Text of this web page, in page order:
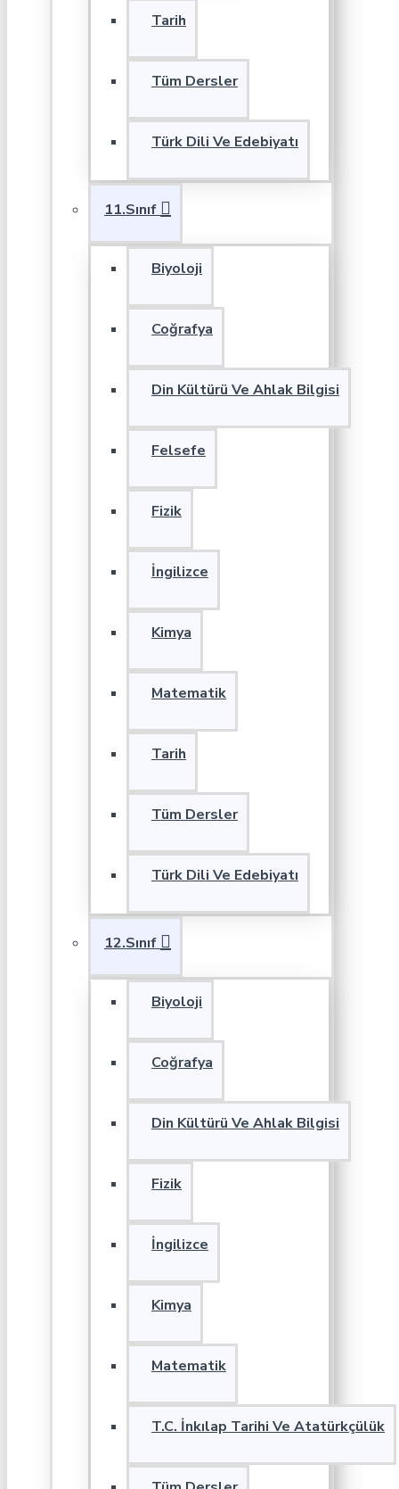
Tarih
Tüm Dersler
Türk Dili Ve Edebiyatı
11.Sınıf
Biyoloji
Coğrafya
Din Kültürü Ve Ahlak Bilgisi
Felsefe
Fizik
İngilizce
Kimya
Matematik
Tarih
Tüm Dersler
Türk Dili Ve Edebiyatı
12.Sınıf
Biyoloji
Coğrafya
Din Kültürü Ve Ahlak Bilgisi
Fizik
İngilizce
Kimya
Matematik
T.C. İnkılap Tarihi Ve Atatürkçülük